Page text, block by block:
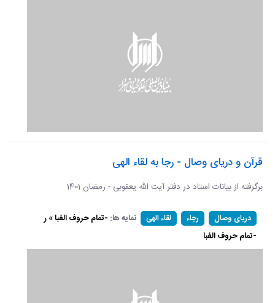
قرآن و دریای وصال - رجا به لقاء الهی
برگرفته از بیانات استاد در دفتر آیت الله یعقوبی - رمضان 1401
دریای وصال رجاء لقاء الهی نمایه ها: -تمام حروف الفبا » ر
-تمام حروف الفبا